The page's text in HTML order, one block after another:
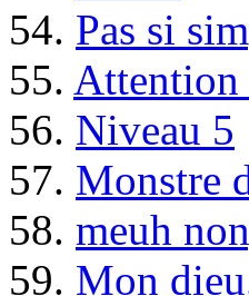
54. Pas si
55. Attention
56. Niveau 5
57. Monstre
58. meuh
59. Mon